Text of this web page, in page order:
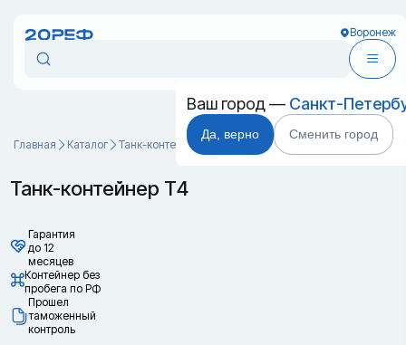
Воронеж
Ваш город — Санкт-
Да, верно Сменить город
Главная Каталог Танк-контейнеры Танк-контейнер Т4
Танк-контейнер Т4
Гарантия
до 12
месяцев
Контейнер без
пробега по РФ
Прошел
таможенный
контроль